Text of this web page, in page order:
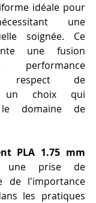
idéale pour
une
soignée. Ce
une fusion
performance
respect de
un choix qui
domaine de
PLA 1.75 mm
une prise de
de l'importance
les pratiques